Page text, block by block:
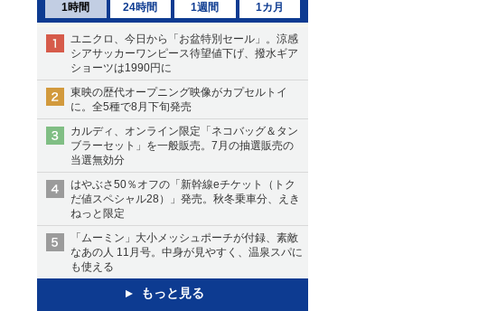
1時間 24時間 1週間 1カ月
ユニクロ、今日から「お盆特別セール」。涼感
シアサッカーワンピース待望値下げ、撥水ギア
ショーツは1990円に
東映の歴代オープニング映像がカプセルトイ
に。全5種で8月下旬発売
カルディ、オンライン限定「ネコバッグ＆タン
ブラーセット」を一般販売。7月の抽選販売の
当選無効分
はやぶさ50％オフの「新幹線eチケット（トク
だ値スペシャル28）」発売。秋冬乗車分、えき
ねっと限定
「ムーミン」大小メッシュポーチが付録、素敵
なあの人 11月号。中身が見やすく、温泉スパに
も使える
もっと見る